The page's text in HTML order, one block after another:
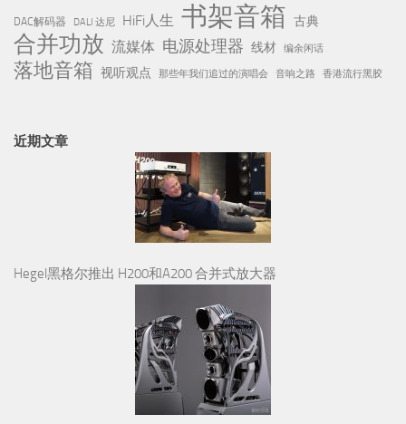
DAC解码器 DALI 达尼 HiFi人生 书架音箱 古典
合并功放 流媒体 电源处理器 线材 编余闲话
落地音箱 视听观点 那些年我们追过的演唱会 音响之路 香港流行黑胶
近期文章
Hegel黑格尔推出 H200和A200 合并式放大器